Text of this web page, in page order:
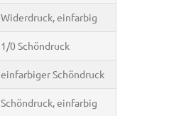
Widerdruck, einfarbig
1/0 Schöndruck
einfarbiger Schöndruck
Schöndruck, einfarbig